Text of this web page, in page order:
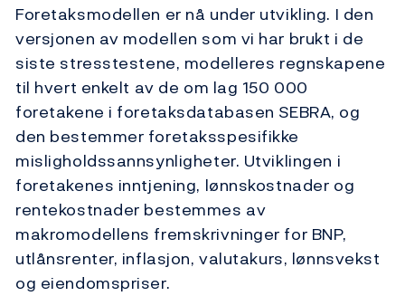
Foretaksmodellen er nå under utvikling. I den
versjonen av modellen som vi har brukt i de
siste stresstestene, modelleres regnskapene
til hvert enkelt av de om lag 150 000
foretakene i foretaksdatabasen SEBRA, og
den bestemmer foretaksspesifikke
misligholdssannsynligheter. Utviklingen i
foretakenes inntjening, lønnskostnader og
rentekostnader bestemmes av
makromodellens fremskrivninger for BNP,
utlånsrenter, inflasjon, valutakurs, lønnsvekst
og eiendomspriser.